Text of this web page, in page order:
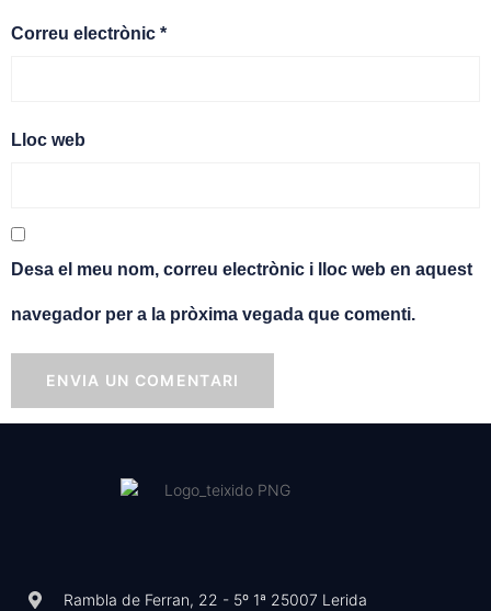
Correu electrònic *
Lloc web
Desa el meu nom, correu electrònic i lloc web en aquest
navegador per a la pròxima vegada que comenti.
Rambla de Ferran, 22 - 5º 1ª 25007 Lerida